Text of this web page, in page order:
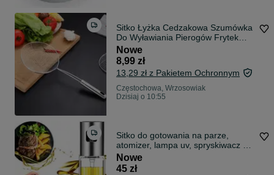
Sitko Łyżka Cedzakowa Szumówka
Do Wyławiania Pierogów Frytek
Cedzak
Nowe
8,99 zł
13,29 zł z Pakietem Ochronnym
Częstochowa, Wrzosowiak
Dzisiaj o 10:55
Sitko do gotowania na parze,
atomizer, lampa uv, spryskiwacz do
oleju
Nowe
45 zł